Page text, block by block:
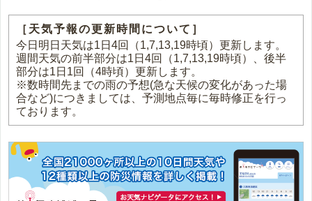
［天気予報の更新時間について］
今日明日天気は1日4回（1,7,13,19時頃）更新します。
週間天気の前半部分は1日4回（1,7,13,19時頃）、後半
部分は1日1回（4時頃）更新します。
※数時間先までの雨の予想(急な天候の変化があった場
合など)につきましては、予測地点毎に毎時修正を行っ
ております。